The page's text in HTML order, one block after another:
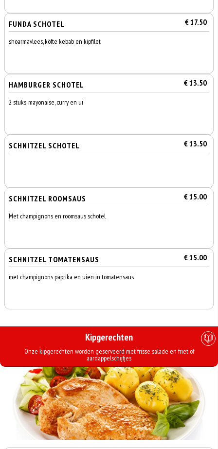
FUNDA SCHOTEL € 17.50
shoarmavlees, köfte kebab en kipfilet
HAMBURGER SCHOTEL € 13.50
2 stuks, mayonaise, curry en ui
SCHNITZEL SCHOTEL € 13.50
SCHNITZEL ROOMSAUS € 15.00
Met champignons en roomsaus schotel
SCHNITZEL TOMATENSAUS € 15.00
met champignons paprika en uien in tomatensaus
Kipgerechten
Onze kipgerechten worden geserveerd met frisse salade en friet of
aardappelschijfjes